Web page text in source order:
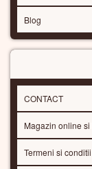
Blog
CONTACT
Magazin online si
Termeni si